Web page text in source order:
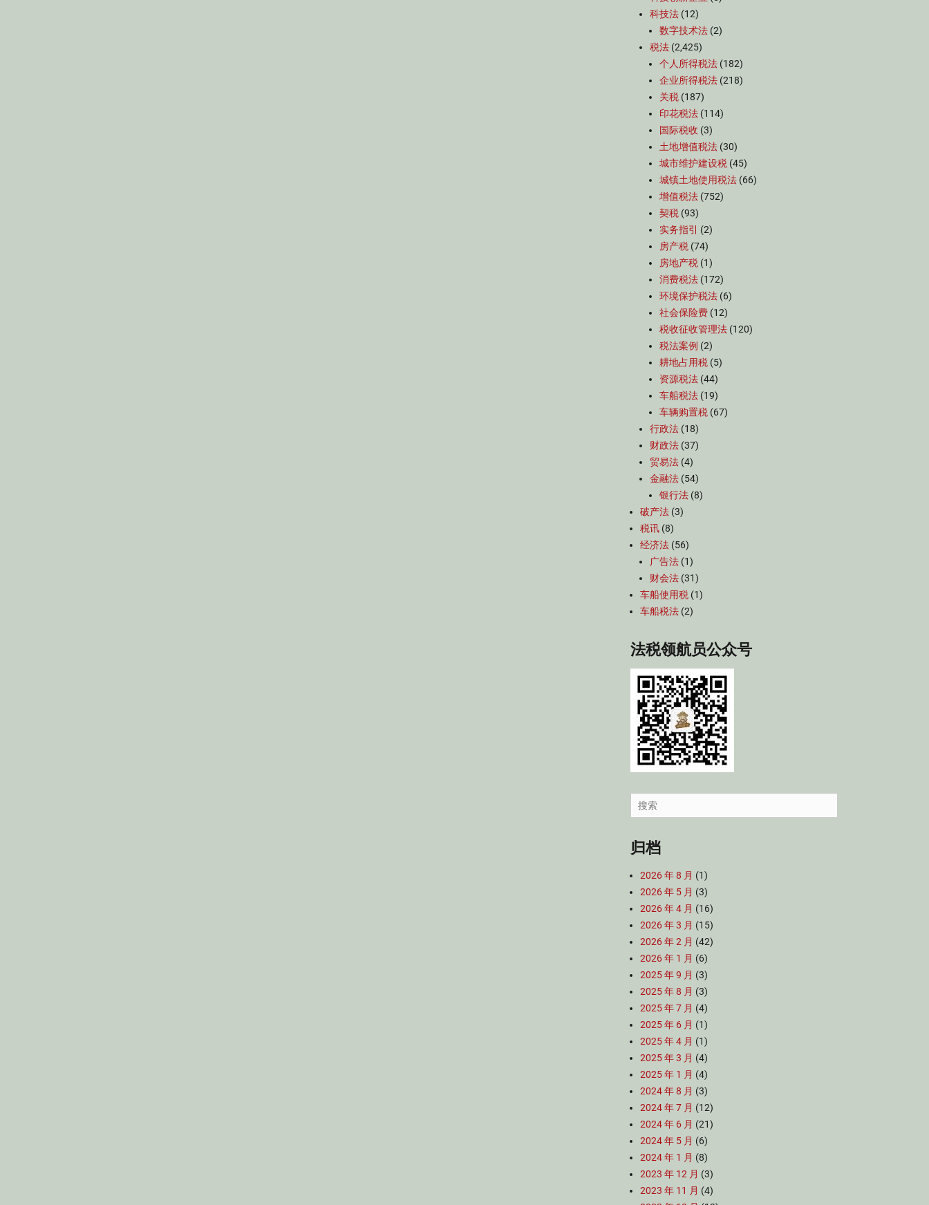
科技法 (12)
数字技术法 (2)
税法 (2,425)
个人所得税法 (182)
企业所得税法 (218)
关税 (187)
印花税法 (114)
国际税收 (3)
土地增值税法 (30)
城市维护建设税 (45)
城镇土地使用税法 (66)
增值税法 (752)
契税 (93)
实务指引
(2)
房产税 (74)
房地产税 (1)
消费税法 (172)
环境保护税法 (6)
社会保险费 (12)
税收征收管理法 (120)
税法案例 (2)
耕地占用税 (5)
资源税法 (44)
车船税法 (19)
车辆购置税 (67)
行政法 (18)
财政法 (37)
贸易法 (4)
金融法 (54)
银行法 (8)
破产法 (3)
税讯 (8)
经济法 (56)
广告法 (1)
财会法 (31)
车船使用税 (1)
车船税法 (2)
法税领航员公众号
Search
for:
归档
2026 年 8 月 (1)
2026 年 5 月 (3)
2026 年 4 月 (16)
2026 年 3 月 (15)
2026 年 2 月 (42)
2026 年 1 月 (6)
2025 年 9 月 (3)
2025 年 8 月 (3)
2025 年 7 月 (4)
2025 年 6 月 (1)
2025 年 4 月 (1)
2025 年 3 月 (4)
2025 年 1 月 (4)
2024 年 8 月 (3)
2024 年 7 月 (12)
2024 年 6 月 (21)
2024 年 5 月 (6)
2024 年 1 月 (8)
2023 年 12 月 (3)
2023 年 11 月 (4)